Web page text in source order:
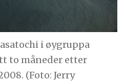
i øygruppa
to måneder etter
(Foto: Jerry